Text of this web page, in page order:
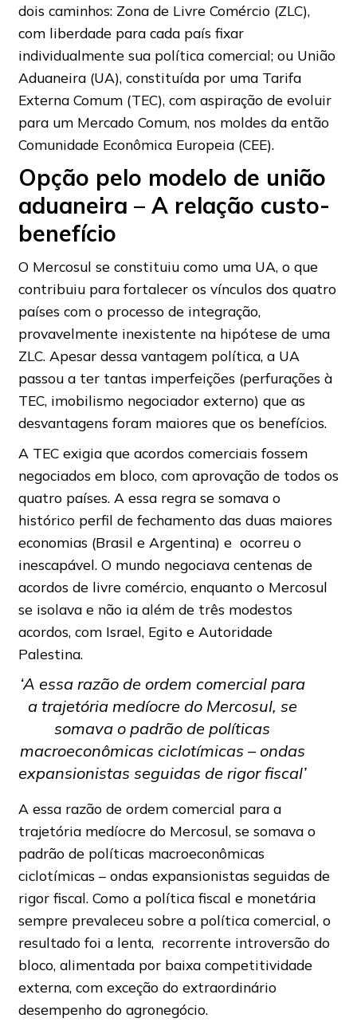
dois caminhos: Zona de Livre Comércio (ZLC),
com liberdade para cada país fixar
individualmente sua política comercial; ou União
Aduaneira (UA), constituída por uma Tarifa
Externa Comum (TEC), com aspiração de evoluir
para um Mercado Comum, nos moldes da então
Comunidade Econômica Europeia (CEE).
Opção pelo modelo de união
aduaneira – A relação custo-
benefício
O Mercosul se constituiu como uma UA, o que
contribuiu para fortalecer os vínculos dos quatro
países com o processo de integração,
provavelmente inexistente na hipótese de uma
ZLC. Apesar dessa vantagem política, a UA
passou a ter tantas imperfeições (perfurações à
TEC, imobilismo negociador externo) que as
desvantagens foram maiores que os benefícios.
A TEC exigia que acordos comerciais fossem
negociados em bloco, com aprovação de todos os
quatro países. A essa regra se somava o
histórico perfil de fechamento das duas maiores
economias (Brasil e Argentina) e ocorreu o
inescapável. O mundo negociava centenas de
acordos de livre comércio, enquanto o Mercosul
se isolava e não ia além de três modestos
acordos, com Israel, Egito e Autoridade
Palestina.
‘A essa razão de ordem comercial para
a trajetória medíocre do Mercosul, se
somava o padrão de políticas
macroeconômicas ciclotímicas – ondas
expansionistas seguidas de rigor fiscal’
A essa razão de ordem comercial para a
trajetória medíocre do Mercosul, se somava o
padrão de políticas macroeconômicas
ciclotímicas – ondas expansionistas seguidas de
rigor fiscal. Como a política fiscal e monetária
sempre prevaleceu sobre a política comercial, o
resultado foi a lenta, recorrente introversão do
bloco, alimentada por baixa competitividade
externa, com exceção do extraordinário
desempenho do agronegócio.